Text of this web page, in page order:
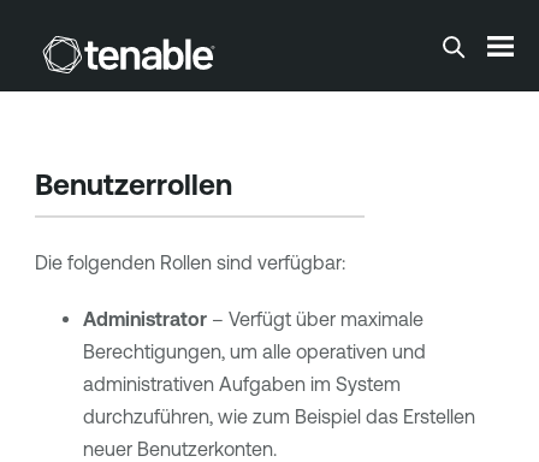
Zum Hauptinhalt springen
Benutzerrollen
Die folgenden Rollen sind verfügbar:
Administrator– Verfügt über maximale
Berechtigungen, um alle operativen und
administrativen Aufgaben im System
durchzuführen, wie zum Beispiel das Erstellen
neuer Benutzerkonten.